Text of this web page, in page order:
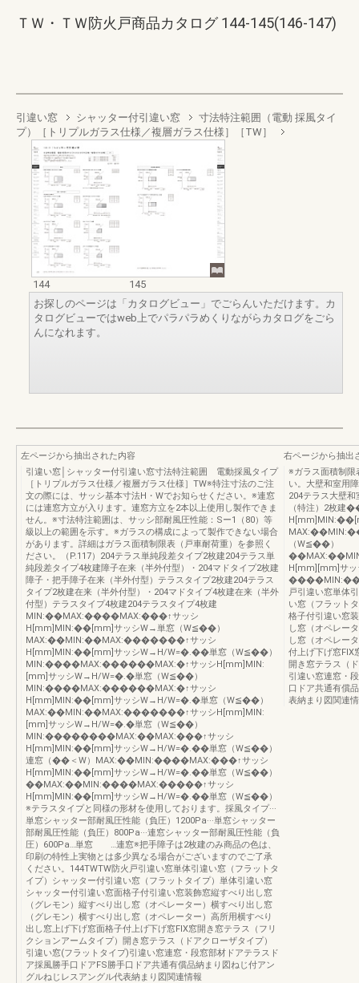
ＴＷ・ＴＷ防火戸商品カタログ 144-145(146-147)
引違い窓 シャッター付引違い窓
寸法特注範囲（電動 採風タイ
プ）［トリプルガラス仕様／複層ガラス仕様］［TW］
144
145
お探しのページは「カタログビュー」でごらんいただけます。カ
タログビューではweb上でパラパラめくりながらカタログをごら
んになれます。
左ページから抽出された内容
引違い窓│シャッター付引違い窓寸法特注範囲 電動採風タイプ
［トリプルガラス仕様／複層ガラス仕様］TW※特注寸法のご注
文の際には、サッシ基本寸法H・Wでお知らせください。※連窓
には連窓方立が入ります。連窓方立を2本以上使用し製作できま
せん。※寸法特注範囲は、サッシ部耐風圧性能：Sー1（80）等
級以上の範囲を示す。※ガラスの構成によって製作できない場合
があります。詳細はガラス面積制限表（戸車耐荷重）を参照く
ださい。（P.117）204テラス単純段差タイプ2枚建204テラス単
純段差タイプ4枚建障子在来（半外付型）・204マドタイプ2枚建
障子・把手障子在来（半外付型）テラスタイプ2枚建204テラス
タイプ2枚建在来（半外付型）・204マドタイプ4枚建在来（半外
付型）テラスタイプ4枚建204テラスタイプ4枚建
MIN:��MAX:����MAX:���↑サッシ
H[mm]MIN:��[mm]サッシW→単窓（W≦��）
MAX:��MIN:��MAX:�������↑サッシ
H[mm]MIN:��[mm]サッシW→H/W=�.��単窓（W≦��）
MIN:����MAX:������MAX:�↑サッシH[mm]MIN:
[mm]サッシW→H/W=�.�単窓（W≦��）
MIN:����MAX:������MAX:�↑サッシ
H[mm]MIN:��[mm]サッシW→H/W=�.�単窓（W≦��）
MAX:��MIN:��MAX:�������↑サッシH[mm]MIN:
[mm]サッシW→H/W=�.�単窓（W≦��）
MIN:��������MAX:��MAX:���↑サッシ
H[mm]MIN:��[mm]サッシW→H/W=�.��単窓（W≦��）
連窓（��＜W）MAX:��MIN:����MAX:���↑サッシ
H[mm]MIN:��[mm]サッシW→H/W=�.��単窓（W≦��）
��MAX:��MIN:����MAX:�����↑サッシ
H[mm]MIN:��[mm]サッシW→H/W=�.��単窓（W≦��）
※テラスタイプと同様の形材を使用しております。採風タイプ···
単窓シャッター部耐風圧性能（負圧）1200Pa···単窓シャッター
部耐風圧性能（負圧）800Pa···連窓シャッター部耐風圧性能（負
圧）600Pa…単窓 …連窓※把手障子は2枚建のみ商品の色は、
印刷の特性上実物とは多少異なる場合がございますのでご了承
ください。144TWTW防火戸引違い窓単体引違い窓（フラットタ
イプ）シャッター付引違い窓（フラットタイプ）単体引違い窓
シャッター付引違い窓面格子付引違い窓装飾窓縦すべり出し窓
（グレモン）縦すべり出し窓（オペレーター）横すべり出し窓
（グレモン）横すべり出し窓（オペレーター）高所用横すべり
出し窓上げ下げ窓面格子付上げ下げ窓FIX窓開き窓テラス（フリ
クションアームタイプ）開き窓テラス（ドアクローザタイプ）
引違い窓(フラットタイプ)引違い窓連窓・段窓部材ドアテラスド
ア採風勝手口ドアFS勝手口ドア共通有償品納まり図ねじ付アン
グルねじレスアングル代表納まり図関連情報
右ページから抽出
※ガラス面積制限
い。大壁和室用
204テラス大壁
（特注）2枚
（W≦��）
H[mm][mm]サ
戸引違い窓単体
い窓（フラット
格子付引違い窓
し窓（オペレー
し窓（オペレー
付上げ下げ窓FIX
開き窓テラス（
引違い窓連窓・
口ドア共通有償
表納まり図関連